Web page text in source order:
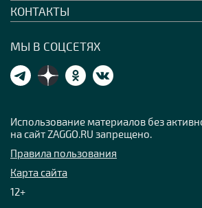
КОНТАКТЫ
МЫ В СОЦСЕТЯХ
Использование материалов без
на сайт ZAGGO.RU запрещено.
Правила пользования
Карта сайта
12+